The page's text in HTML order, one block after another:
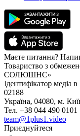
Маєте питання?
Товариство з
СОЛЮШНС»
Ідентифікатор медіа в
02188
Україна, 04080, м.
Тел. +38 044 490 0101
team@1plus1.video
Приєднуйтеся